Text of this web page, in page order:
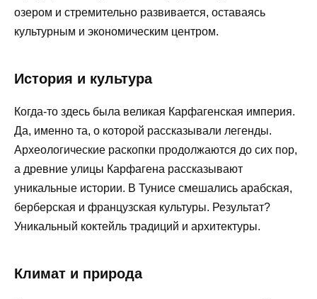
озером и стремительно развивается, оставаясь
культурным и экономическим центром.
История и культура
Когда-то здесь была великая Карфагенская империя.
Да, именно та, о которой рассказывали легенды.
Археологические раскопки продолжаются до сих пор,
а древние улицы Карфагена рассказывают
уникальные истории. В Тунисе смешались арабская,
берберская и французская культуры. Результат?
Уникальный коктейль традиций и архитектуры.
Климат и природа